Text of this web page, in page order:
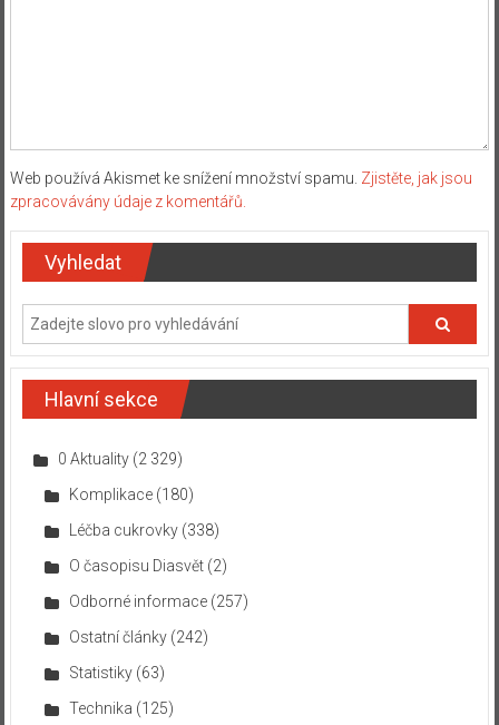
Web používá Akismet ke snížení množství spamu. Zjistěte, jak jsou
zpracovávány údaje z komentářů.
Vyhledat
Hlavní sekce
0 Aktuality(2 329)
Komplikace(180)
Léčba cukrovky(338)
O časopisu Diasvět(2)
Odborné informace(257)
Ostatní články(242)
Statistiky(63)
Technika (125)